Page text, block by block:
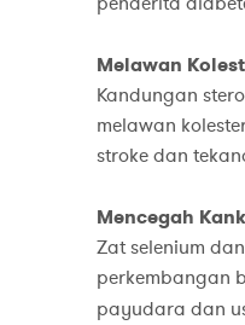
Melawan
Kandungan
melawan
stroke dan
Mencegah
Zat selenium
perkembangan
payudara dan